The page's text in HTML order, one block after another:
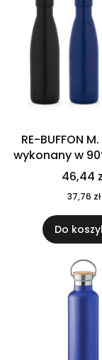
RE-BUFFON
wykonany w
recyklingu 520
46,44
37,76 zł
Do